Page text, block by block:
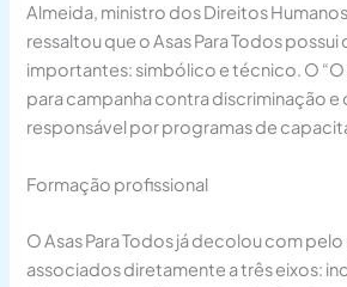
Almeida, ministro dos Direitos
ressaltou que o Asas Para Todos
importantes: simbólico e técnico. O
para campanha contra discriminação e
responsável por programas de
Formação profissional
O Asas Para Todos já decolou com
associados diretamente a três eixos: